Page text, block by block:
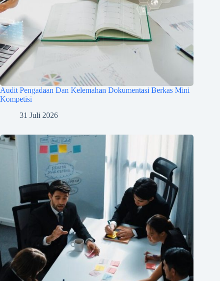
Audit Pengadaan Dan Kelemahan Dokumentasi Berkas Mini
Kompetisi
31 Juli 2026